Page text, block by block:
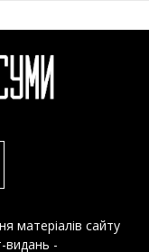
матеріалів сайту
видань -